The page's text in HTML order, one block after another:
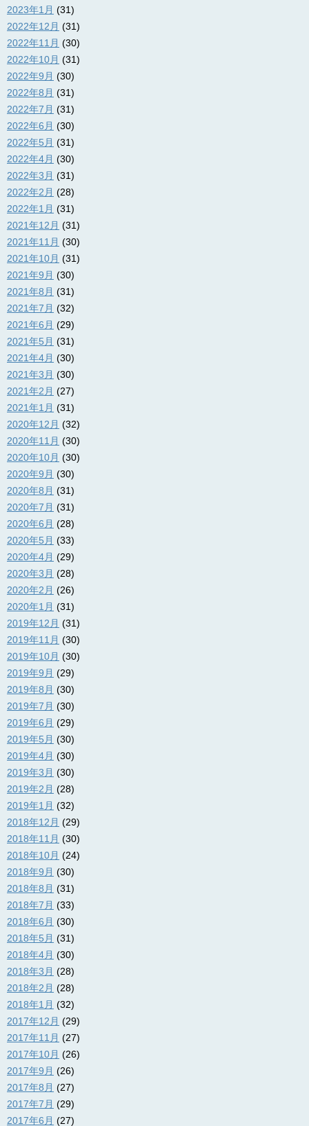
2023年1月 (31)
2022年12月 (31)
2022年11月 (30)
2022年10月 (31)
2022年9月 (30)
2022年8月 (31)
2022年7月 (31)
2022年6月 (30)
2022年5月 (31)
2022年4月 (30)
2022年3月 (31)
2022年2月 (28)
2022年1月 (31)
2021年12月 (31)
2021年11月 (30)
2021年10月 (31)
2021年9月 (30)
2021年8月 (31)
2021年7月 (32)
2021年6月 (29)
2021年5月 (31)
2021年4月 (30)
2021年3月 (30)
2021年2月 (27)
2021年1月 (31)
2020年12月 (32)
2020年11月 (30)
2020年10月 (30)
2020年9月 (30)
2020年8月 (31)
2020年7月 (31)
2020年6月 (28)
2020年5月 (33)
2020年4月 (29)
2020年3月 (28)
2020年2月 (26)
2020年1月 (31)
2019年12月 (31)
2019年11月 (30)
2019年10月 (30)
2019年9月 (29)
2019年8月 (30)
2019年7月 (30)
2019年6月 (29)
2019年5月 (30)
2019年4月 (30)
2019年3月 (30)
2019年2月 (28)
2019年1月 (32)
2018年12月 (29)
2018年11月 (30)
2018年10月 (24)
2018年9月 (30)
2018年8月 (31)
2018年7月 (33)
2018年6月 (30)
2018年5月 (31)
2018年4月 (30)
2018年3月 (28)
2018年2月 (28)
2018年1月 (32)
2017年12月 (29)
2017年11月 (27)
2017年10月 (26)
2017年9月 (26)
2017年8月 (27)
2017年7月 (29)
2017年6月 (27)